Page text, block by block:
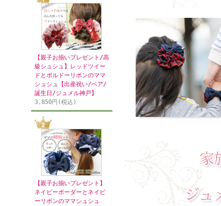
【親子お揃いプレゼント/高
級シュシュ】レッドツイー
ドとボルドーリボンのママ
シュシュ【出産祝い/ペア/
誕生日/ジュメル神戸】
3,850円(税込)
【親子お揃いプレゼント】
ネイビーボーダーとネイビ
ーリボンのママシュシュ